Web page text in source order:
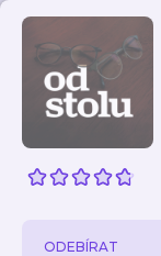
ODEBÍRAT